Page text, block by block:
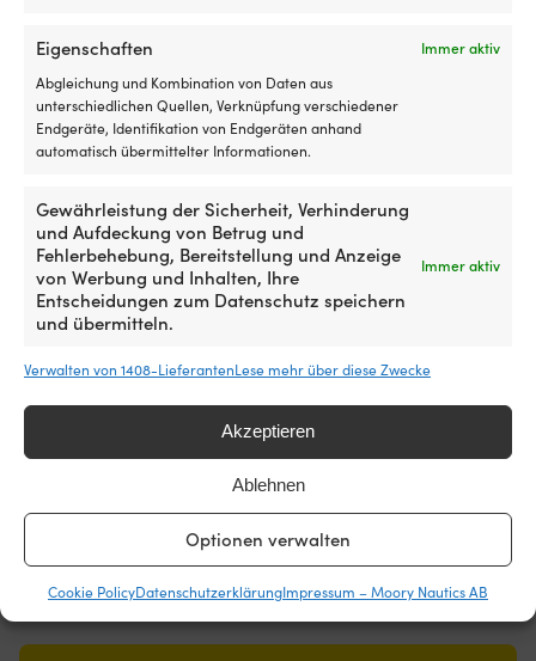
Eigenschaften
Immer aktiv
Abgleichung und Kombination von Daten aus
unterschiedlichen Quellen, Verknüpfung verschiedener
Endgeräte, Identifikation von Endgeräten anhand
automatisch übermittelter Informationen.
Gewährleistung der Sicherheit, Verhinderung
und Aufdeckung von Betrug und
Fehlerbehebung, Bereitstellung und Anzeige
von Werbung und Inhalten, Ihre
Entscheidungen zum Datenschutz speichern
und übermitteln.
Immer aktiv
Verwalten von 1408-LieferantenLese mehr über diese Zwecke
Akzeptieren
Ablehnen
Optionen verwalten
Cookie PolicyDatenschutzerklärungImpressum – Moory Nautics AB
MwSt. inkl.
Hammer für Bergkeil,